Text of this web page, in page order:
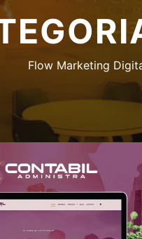
Flow Marketing